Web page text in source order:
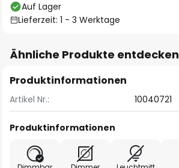
Auf Lager
Lieferzeit: 1 - 3 Werktage
Ähnliche Produkte entdecken
Produktinformationen
Artikel Nr.: 10040721
Produktinformationen